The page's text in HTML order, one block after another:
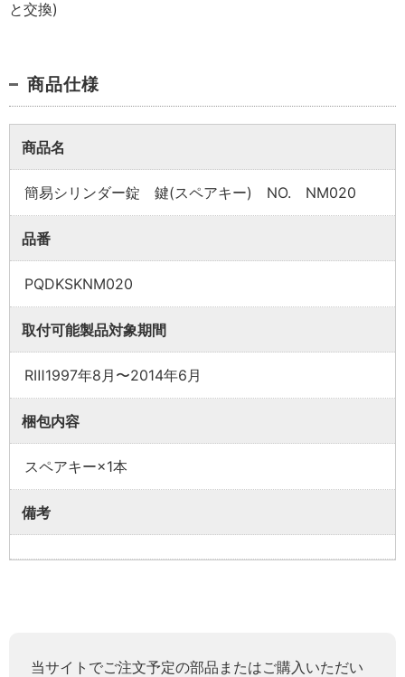
と交換)
商品仕様
商品名
簡易シリンダー錠 鍵(スペアキー) NO. NM020
品番
PQDKSKNM020
取付可能製品対象期間
RⅢ1997年8月〜2014年6月
梱包内容
スペアキー×1本
備考
当サイトでご注文予定の部品またはご購入いただい
業者様向け商品とは
取付方法説明書や埋木などの同梱品が付属してい
同梱品が必要な場合は、「※業者様向け」と記載の
ない商品をご購入ください。